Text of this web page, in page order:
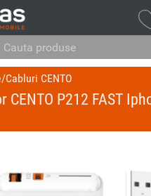
CENTO
CENTO P212 FAST